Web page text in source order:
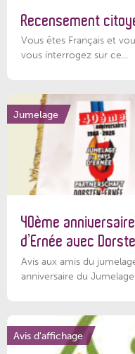
Recensement
Vous êtes Français et
vous interrogez sur ce...
Jumelage
40ème
d’Ernée avec
Avis aux amis du
anniversaire du
Avis d'affichage